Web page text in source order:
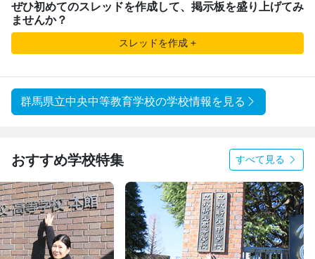
ぜひ初めてのスレッドを作成して、掲示板を盛り上げてみ
ませんか？
スレッドを作成 +
群馬県立中央中等教育学校の学校情報を見る
おすすめ学校特集 すべて見る